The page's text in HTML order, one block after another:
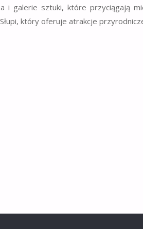
i galerie sztuki, które przyciągają
który oferuje atrakcje